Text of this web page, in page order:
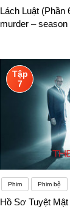
Lách Luật (Phần
murder –
Tập
7
Phim Phim bộ
Hồ Sơ Tuyệt